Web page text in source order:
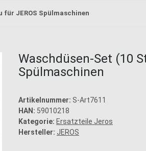
für JEROS Spülmaschinen
Waschdüsen-Set (10
Spülmaschinen
Artikelnummer: S-Art7611
HAN: 59010218
Kategorie: Ersatzteile Jeros
Hersteller: JEROS